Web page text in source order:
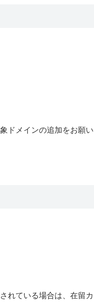
ドメインの追加をお願
ている場合は、在留